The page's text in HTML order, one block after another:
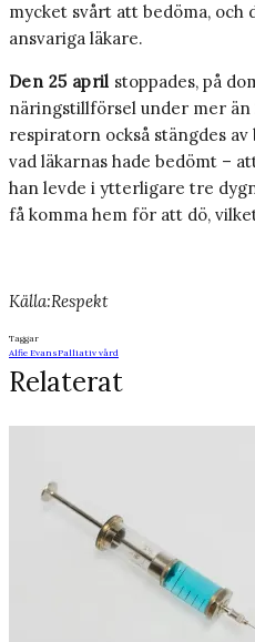
mycket svårt att bedöma,
ansvariga läkare.
Den 25 april stoppades, på
näringstillförsel under mer
respiratorn också stängdes
vad läkarnas hade bedömt –
han levde i ytterligare tre
få komma hem för att dö,
Källa:Respekt
Taggar
Alfie EvansPalliativ vård
Relaterat